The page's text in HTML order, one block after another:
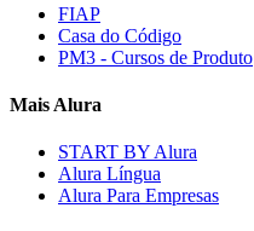
FIAP
Casa do Código
PM3 - Cursos de Produto
Mais Alura
START BY Alura
Alura Língua
Alura Para Empresas